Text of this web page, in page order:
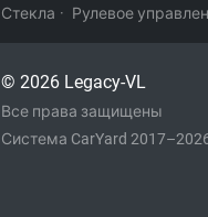
Стекла · Рулевое
© 2026 Legacy-VL
Все права защищены
Система CarYard